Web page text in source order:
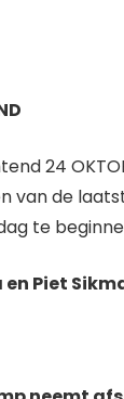
24
van de
te
Piet